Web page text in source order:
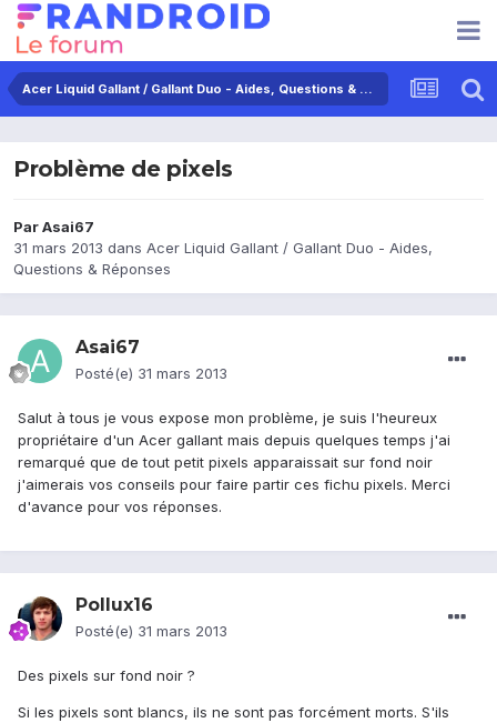
Acer Liquid Gallant / Gallant Duo - Aides, Questions & Réponses
Problème de pixels
ParAsai67
31 mars 2013 dans Acer Liquid Gallant / Gallant Duo - Aides,
Questions & Réponses
Asai67
Posté(e) 31 mars 2013
Salut à tous je vous expose mon problème, je suis l'heureux
propriétaire d'un Acer gallant mais depuis quelques temps j'ai
remarqué que de tout petit pixels apparaissait sur fond noir
j'aimerais vos conseils pour faire partir ces fichu pixels. Merci
d'avance pour vos réponses.
Pollux16
Posté(e) 31 mars 2013
Des pixels sur fond noir ?
Si les pixels sont blancs, ils ne sont pas forcément morts. S'ils